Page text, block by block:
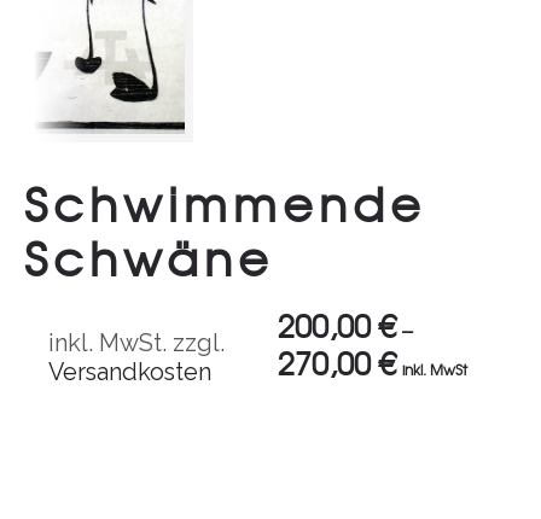
Schwimmende
Schwäne
inkl. MwSt. zzgl.
Versandkosten
200,00€–
270,00€ inkl. MwSt